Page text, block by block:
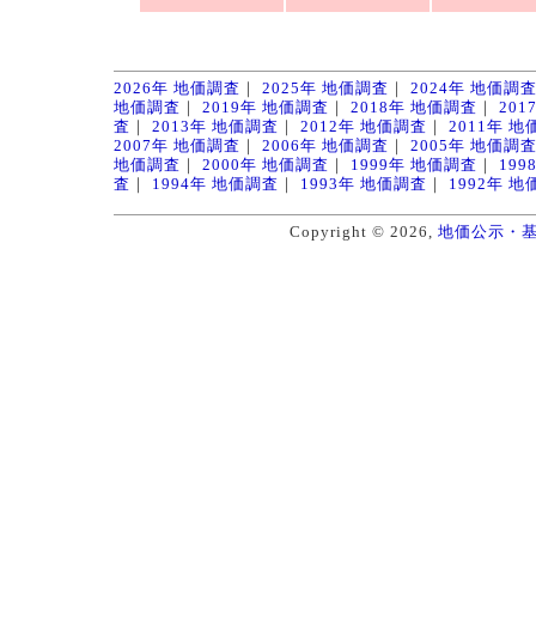
2026年 地価調査 ｜ 2025年 地価調査 ｜ 2024年 地価調査
地価調査 ｜ 2019年 地価調査 ｜ 2018年 地価調査 ｜
査 ｜ 2013年 地価調査 ｜ 2012年 地価調査 ｜ 2011年 地
2007年 地価調査 ｜ 2006年 地価調査 ｜ 2005年 地価調査
地価調査 ｜ 2000年 地価調査 ｜ 1999年 地価調査 ｜
査 ｜ 1994年 地価調査 ｜ 1993年 地価調査 ｜ 1992年 地
Copyright © 2026, 地価公示・